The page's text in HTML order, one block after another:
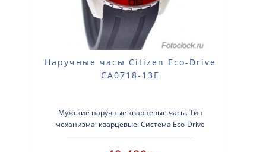
Наручные часы Citizen Eco-Drive
CA0718-13E
Мужские наручные кварцевые часы. Тип
механизма: кварцевые. Система Eco-Drive
(аккумулятор с питанием от световой эне..